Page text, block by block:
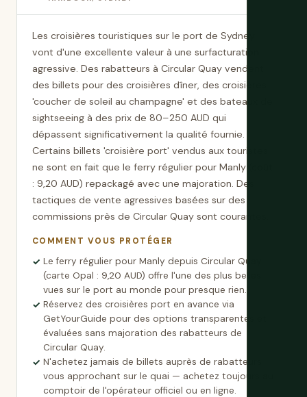
Les croisières touristiques sur le port de Sydney
vont d'une excellente valeur à une surfacturation
agressive. Des rabatteurs à Circular Quay vendent
des billets pour des croisières dîner, des croisières
'coucher de soleil au champagne' et des bateaux de
sightseeing à des prix de 80–250 AUD qui
dépassent significativement la qualité fournie.
Certains billets 'croisière port' vendus aux touristes
ne sont en fait que le ferry régulier pour Manly (coût
: 9,20 AUD) repackagé avec une majoration. Des
tactiques de vente agressives basées sur des
commissions près de Circular Quay sont courantes.
COMMENT VOUS PROTÉGER
Le ferry régulier pour Manly depuis Circular Quay
(carte Opal : 9,20 AUD) offre l'une des plus belles
vues sur le port au monde pour presque rien.
Réservez des croisières port en avance via
GetYourGuide pour des options transparentes et
évaluées sans majoration des rabatteurs de
Circular Quay.
N'achetez jamais de billets auprès de rabatteurs
vous approchant sur le quai — achetez toujours au
comptoir de l'opérateur officiel ou en ligne.